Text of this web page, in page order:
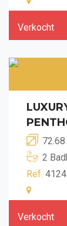
Verkocht
72.68
2
Ref. 4124
Verkocht